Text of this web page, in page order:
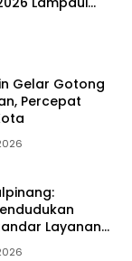
Gelar Gotong
Percepat
Layanan